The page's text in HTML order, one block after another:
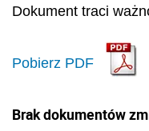
Dokument traci
Pobierz PDF
Brak dokumentów